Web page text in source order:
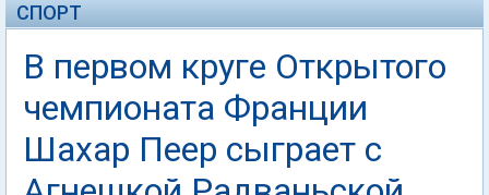
СПОРТ
В первом круге Открытого
чемпионата Франции
Шахар Пеер сыграет с